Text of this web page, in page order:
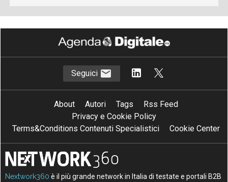
Seguici
About Autori Tags
Rss Feed
Privacy e Cookie Policy
Terms&Conditions Contenuti Specialistici
Cookie Center
Nextwork360 è il più grande network in Italia di testate e portali B2B